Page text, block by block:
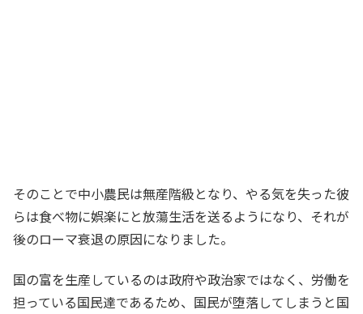
そのことで中小農民は無産階級となり、 やる気を失った彼
らは食べ物に娯楽にと放蕩生活を送るようになり、それが
後のローマ衰退の原因になりました。
国の富を生産しているのは政府や政治家ではなく、労働を
担っている国民達であるため、国民が堕落してしまうと国